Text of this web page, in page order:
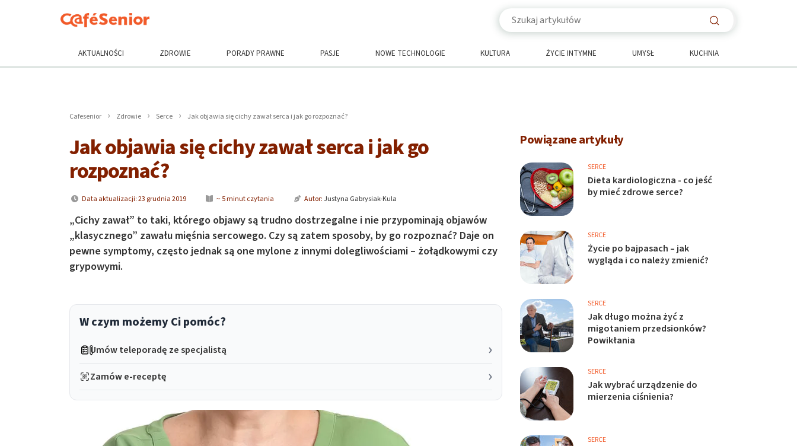
AKTUALNOŚCI ZDROWIE PORADY PRAWNE PASJE NOWE TECHNOLOGIE KULTURA ŻYCIE INTYMNE UMYSŁ KUCHNIA
Cafesenior Zdrowie Serce Jak objawia się cichy zawał serca i jak go rozpoznać?
Jak objawia się cichy zawał serca i jak go
rozpoznać?
Data aktualizacji: 23 grudnia 2019 ~ 5 minut czytania Autor:Justyna Gabrysiak-Kula
„Cichy zawał” to taki, którego objawy są trudno dostrzegalne i nie przypominają objawów
„klasycznego” zawału mięśnia sercowego. Czy są zatem sposoby, by go rozpoznać? Daje on
pewne symptomy, często jednak są one mylone z innymi dolegliwościami – żołądkowymi czy
grypowymi.
W czym możemy Ci pomóc?
Umów teleporadę ze specjalistą
Zamów e-receptę
Powiązane artykuły
SERCE
Dieta kardiologiczna - co jeść
by mieć zdrowe serce?
SERCE
Życie po bajpasach – jak
wygląda i co należy zmienić?
SERCE
Jak długo można żyć z
migotaniem przedsionków?
Powikłania
SERCE
Jak wybrać urządzenie do
mierzenia ciśnienia?
SERCE